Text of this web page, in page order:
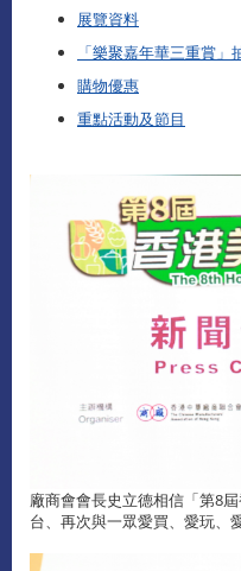
展覽資料
「樂聚嘉年華三重賞」
購物優惠
重點活動及節目
廠商會會長史立德相信「第8
台、再次與一眾愛買、愛玩、